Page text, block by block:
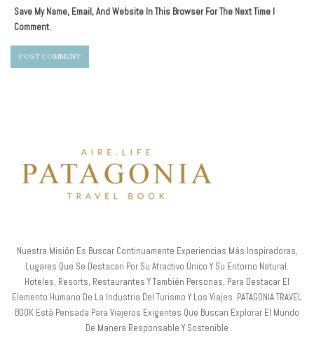
Save My Name, Email, And Website In This Browser For The Next Time I
Comment.
Nuestra Misión Es Buscar Continuamente Experiencias Más Inspiradoras,
Lugares Que Se Destacan Por Su Atractivo Único Y Su Entorno Natural.
Hoteles, Resorts, Restaurantes Y También Personas, Para Destacar El
Elemento Humano De La Industria Del Turismo Y Los Viajes. PATAGONIA TRAVEL
BOOK Está Pensada Para Viajeros Exigentes Que Buscan Explorar El Mundo
De Manera Responsable Y Sostenible